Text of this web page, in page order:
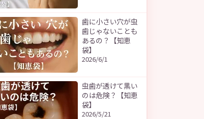
歯に小さい穴が虫
歯じゃないことも
あるの？【知恵
袋】
2026/6/1
虫歯が透けて黒い
のは危険？【知恵
袋】
2026/5/21